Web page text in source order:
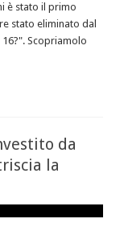
è stato il primo
stato eliminato dal
Scopriamolo
da
la